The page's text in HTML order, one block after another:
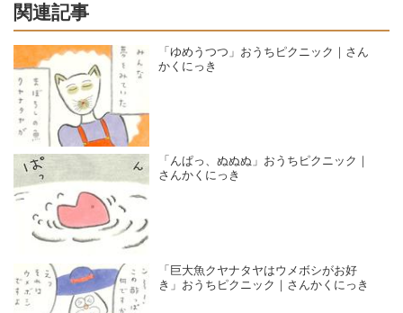
関連記事
「ゆめうつつ」おうちピクニック｜さん
かくにっき
「んぱっ、ぬぬぬ」おうちピクニック｜
さんかくにっき
「巨大魚クヤナタヤはウメボシがお好
き」おうちピクニック｜さんかくにっき